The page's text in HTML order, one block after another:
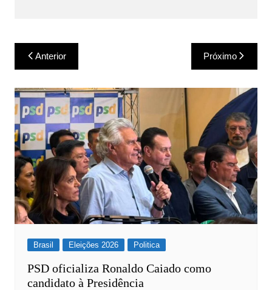
Navegação
de
Post
Anterior Próximo
Brasil Eleições 2026 Politica
PSD oficializa Ronaldo Caiado como
candidato à Presidência